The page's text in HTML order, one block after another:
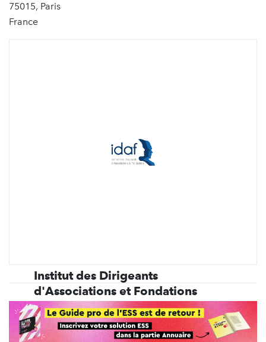
75015, Paris
France
Institut des Dirigeants
d'Associations et Fondations
(IDAF)
L’IDAF rassemble des organismes du monde
associatif, sans but lucratif, quels que soient leur